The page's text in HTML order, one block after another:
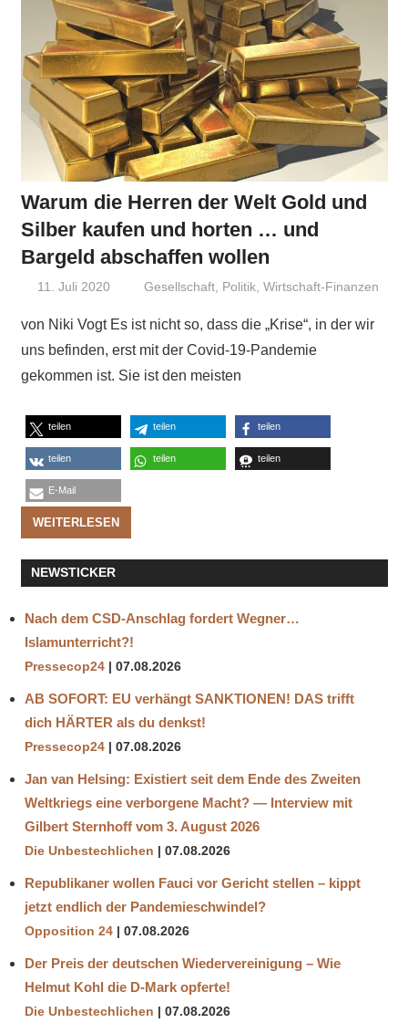
Warum die Herren der Welt Gold und
Silber kaufen und horten … und
Bargeld abschaffen wollen
11. Juli 2020 Niki Vogt
Gesellschaft, Politik,Wirtschaft-Finanzen
von Niki Vogt Es ist nicht so, dass die „Krise“, in der wir
uns befinden, erst mit der Covid-19-Pandemie
gekommen ist. Sie ist den meisten
teilen teilen teilen
teilen teilen teilen
E-Mail
WEITERLESEN
NEWSTICKER
Nach dem CSD-Anschlag fordert Wegner…
Islamunterricht?!
Pressecop24 07.08.2026
AB SOFORT: EU verhängt SANKTIONEN! DAS trifft
dich HÄRTER als du denkst!
Pressecop24 07.08.2026
Jan van Helsing: Existiert seit dem Ende des Zweiten
Weltkriegs eine verborgene Macht? — Interview mit
Gilbert Sternhoff vom 3. August 2026
Die Unbestechlichen 07.08.2026
Republikaner wollen Fauci vor Gericht stellen – kippt
jetzt endlich der Pandemieschwindel?
Opposition 24 07.08.2026
Der Preis der deutschen Wiedervereinigung – Wie
Helmut Kohl die D‑Mark opferte!
Die Unbestechlichen 07.08.2026